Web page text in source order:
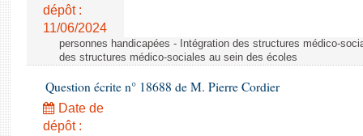
dépôt :
11/06/2024
personnes handicapées - Intégration des structures médico-
des structures médico-sociales au sein des écoles
Question écrite n° 18688 de M. Pierre Cordier
Date de
dépôt :